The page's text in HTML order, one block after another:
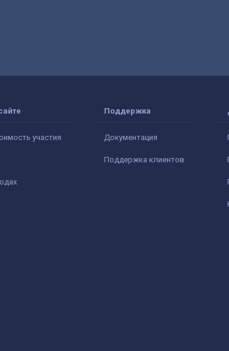
участия
Поддержка
Документация
Поддержка клиентов